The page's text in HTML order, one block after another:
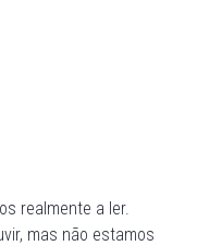
realmente a ler.
mas não estamos